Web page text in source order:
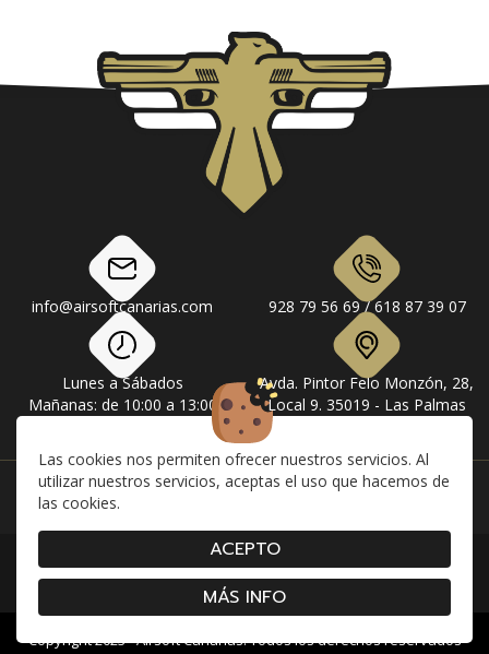
Las cookies nos permiten ofrecer nuestros servicios. Al
utilizar nuestros servicios, aceptas el uso que hacemos de
las cookies.
ACEPTO
MÁS INFO
info@airsoftcanarias.com 928 79 56 69 / 618 87 39 07
Lunes a Sábados
Mañanas: de 10:00 a 13:00
Avda. Pintor Felo Monzón, 28,
Local 9. 35019 - Las Palmas
Facebook
Condiciones de compra|Aviso Legal|Política de Privacidad|Cookies
Copyright 2023 - Airsoft Canarias. Todos los derechos reservados